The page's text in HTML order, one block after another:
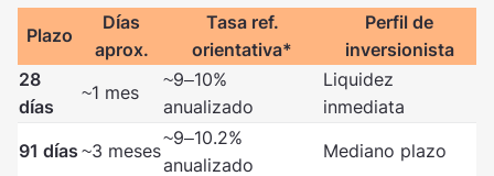
Plazo
Días
aprox.
Tasa ref.
orientativa*
Perfil de
inversionista
28
días
~1 mes
~9–10%
anualizado
Liquidez
inmediata
91 días ~3 meses
~9–10.2%
anualizado
Mediano plazo